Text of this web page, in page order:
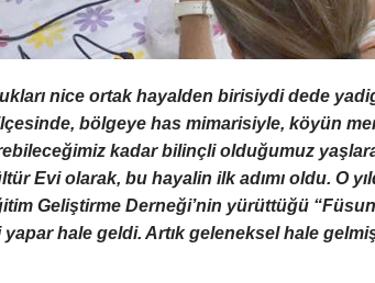
nice ortak hayalden birisiydi dede
bölgeye has mimarisiyle, köyün
kadar bilinçli olduğumuz
Evi olarak, bu hayalin ilk adımı oldu. O
Geliştirme Derneği’nin yürüttüğü
hale geldi. Artık geleneksel hale